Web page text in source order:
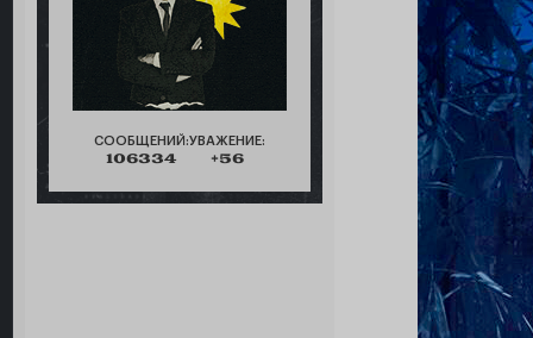
СООБЩЕНИЙ:
106334
УВАЖЕНИЕ:
+56